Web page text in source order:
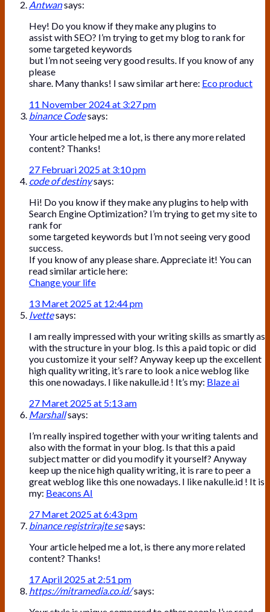
Antwansays:
Hey! Do you know if they make any plugins to
assist with SEO? I’m trying to get my blog to rank for
some targeted keywords
but I’m not seeing very good results. If you know of any
please
share. Many thanks! I saw similar art here: Eco product
11 November 2024 at 3:27 pm
binance Codesays:
Your article helped me a lot, is there any more related
content? Thanks!
27 Februari 2025 at 3:10 pm
code of destinysays:
Hi! Do you know if they make any plugins to help with
Search Engine Optimization? I’m trying to get my site to
rank for
some targeted keywords but I’m not seeing very good
success.
If you know of any please share. Appreciate it! You can
read similar article here:
Change your life
13 Maret 2025 at 12:44 pm
Ivettesays:
I am really impressed with your writing skills as smartly as
with the structure in your blog. Is this a paid topic or did
you customize it your self? Anyway keep up the excellent
high quality writing, it’s rare to look a nice weblog like
this one nowadays. I like nakulle.id ! It’s my: Blaze ai
27 Maret 2025 at 5:13 am
Marshallsays:
I’m really inspired together with your writing talents and
also with the format in your blog. Is that this a paid
subject matter or did you modify it yourself? Anyway
keep up the nice high quality writing, it is rare to peer a
great weblog like this one nowadays. I like nakulle.id ! It is
my: Beacons AI
27 Maret 2025 at 6:43 pm
binance registrirajte sesays:
Your article helped me a lot, is there any more related
content? Thanks!
17 April 2025 at 2:51 pm
https://mitramedia.co.id/says: